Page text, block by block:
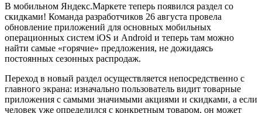
В мобильном Яндекс.Маркете теперь появился раздел со
скидками! Команда разработчиков 26 августа провела
обновление приложений для основных мобильных
операционных систем iOS и Android и теперь там можно
найти самые «горячие» предложения, не дожидаясь
постоянных сезонных распродаж.
Переход в новый раздел осуществляется непосредственно с
главного экрана: изначально пользователь видит товарные
приложения с самыми значимыми акциями и скидками, а если
человек уже определился с конкретным товаром, он может